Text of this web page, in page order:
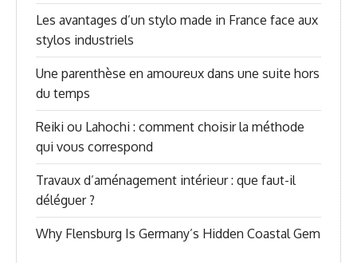
Les avantages d’un stylo made in France face aux
stylos industriels
Une parenthèse en amoureux dans une suite hors
du temps
Reiki ou Lahochi : comment choisir la méthode
qui vous correspond
Travaux d’aménagement intérieur : que faut-il
déléguer ?
Why Flensburg Is Germany’s Hidden Coastal Gem